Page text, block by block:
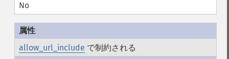
No
allow_url_include で制約される